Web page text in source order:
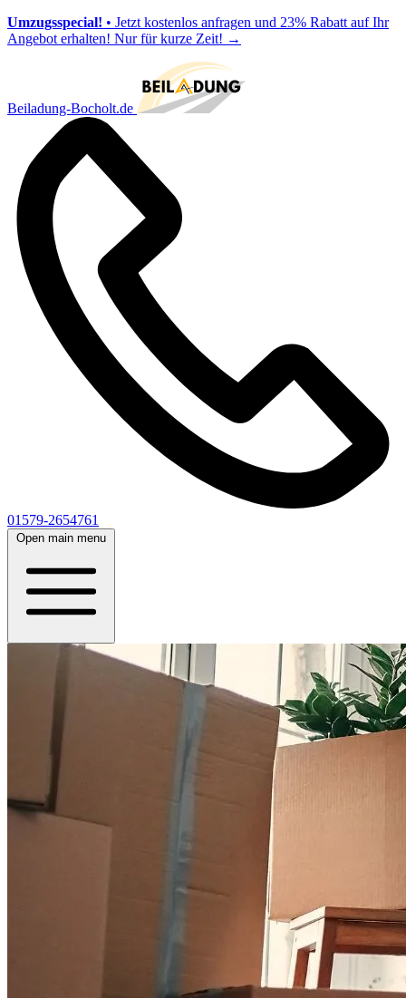
Umzugsspecial! • Jetzt kostenlos anfragen und 23% Rabatt auf Ihr
Angebot erhalten! Nur für kurze Zeit! →
Beiladung-Bocholt.de
01579-2654761
Open main menu